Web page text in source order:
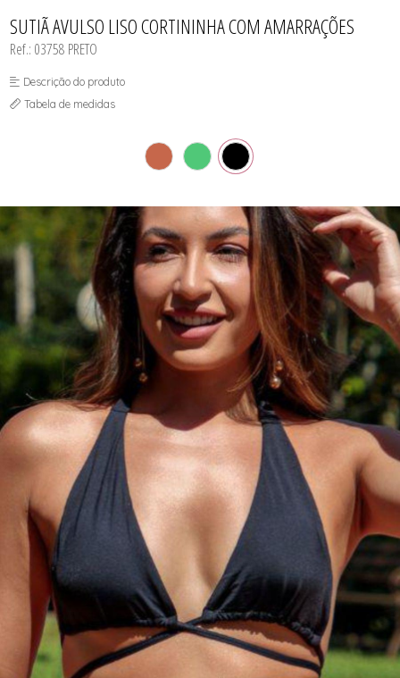
CONJUNTO
CONJUNTO BIQUÍNI
MAIÔ
ROBE
TOP
SUTIÃ AVULSO LISO CORTININHA COM AMARRAÇÕES
Ref.: 03758 PRETO
Descrição do produto
Tabela de medidas